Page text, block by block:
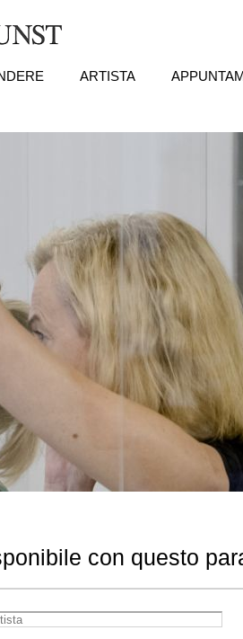
ARTISTA
con questo